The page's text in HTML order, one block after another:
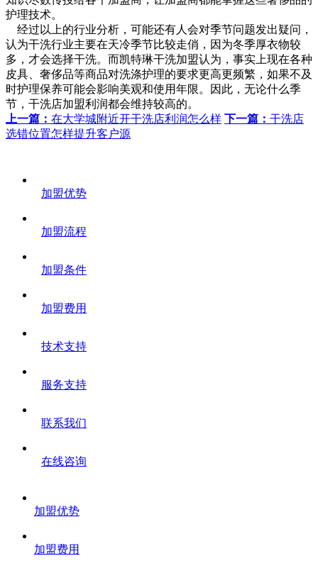
护理技术。
经过以上的行业分析，可能还有人会对季节问题发出疑问，
认为干洗行业主要在天冷季节比较走俏，因为冬季厚衣物较
多，才会选择干洗。而凯特琳干洗加盟认为，事实上现在各种
皮具、奢侈品等商品对洗涤护理的要求更高更频繁，如果不及
时护理保养可能会影响美观和使用年限。因此，无论什么季
节，干洗店加盟利润都会维持较高的。
上一篇： 在大学城附近开干洗店利润怎么样 下一篇： 干洗店
选错位置怎样提升客户源
加盟优势
加盟流程
加盟条件
加盟费用
技术支持
服务支持
联系我们
在线咨询
加盟优势
加盟费用